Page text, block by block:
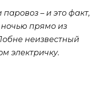
– и это факт,
ночью прямо из
неизвестный
электричку.